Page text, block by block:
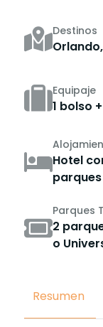
Destinos
Equipaje
1 bolso
Hotel
parques
Parques
2
o
Resumen